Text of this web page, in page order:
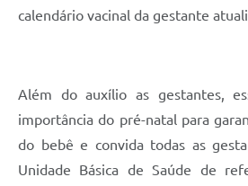
calendário vacinal da gestante
Além do auxílio as gestantes,
importância do pré-natal para
do bebê e convida todas as
Unidade Básica de Saúde de